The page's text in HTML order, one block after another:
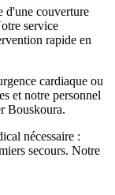
d'une couverture
service
rapide en
cardiaque ou
et notre personnel
Bouskoura.
nécessaire :
secours. Notre